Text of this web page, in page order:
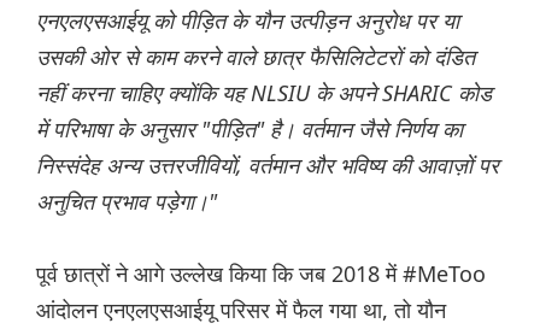
एनएलएसआईयू को पीड़ित के यौन उत्पीड़न अनुरोध पर या
उसकी ओर से काम करने वाले छात्र फैसिलिटेटरों को दंडित
नहीं करना चाहिए क्योंकि यह NLSIU के अपने SHARIC कोड
में परिभाषा के अनुसार "पीड़ित" है। वर्तमान जैसे निर्णय का
निस्संदेह अन्य उत्तरजीवियों, वर्तमान और भविष्य की आवाज़ों पर
अनुचित प्रभाव पड़ेगा।"
पूर्व छात्रों ने आगे उल्लेख किया कि जब 2018 में #MeToo
आंदोलन एनएलएसआईयू परिसर में फैल गया था, तो यौन